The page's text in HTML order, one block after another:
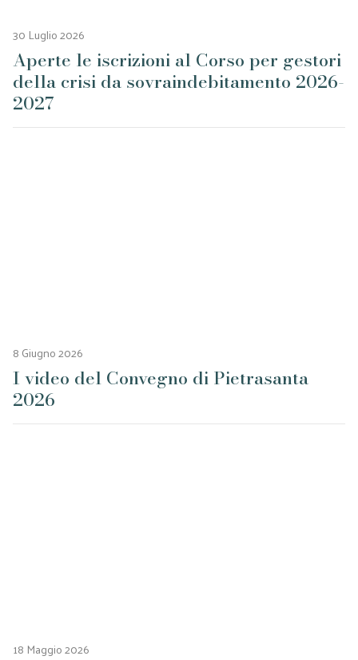
30 Luglio 2026
Aperte le iscrizioni al Corso per gestori
della crisi da sovraindebitamento 2026-
2027
8 Giugno 2026
I video del Convegno di Pietrasanta
2026
18 Maggio 2026